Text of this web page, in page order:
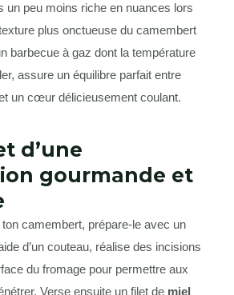
un peu moins riche en nuances lors
plus onctueuse du camembert
barbecue à gaz dont la température
assure un équilibre parfait entre
un cœur délicieusement coulant.
d’une
gourmande et
ton camembert, prépare-le avec un
d’un couteau, réalise des incisions
du fromage pour permettre aux
Verse ensuite un filet de miel